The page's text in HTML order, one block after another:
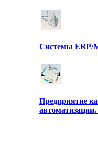
Системы ERP/
Предприятие